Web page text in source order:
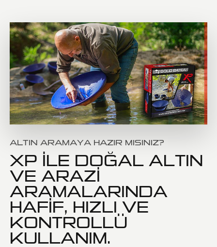
ALTIN ARAMAYA HAZIR MISINIZ?
XP ILE DOĞAL ALTIN
VE ARAZI
ARAMALARINDA
HAFIF, HIZLI VE
KONTROLLÜ
KULLANIM.